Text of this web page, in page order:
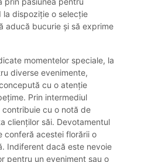
la dispoziție o selecție
aducă bucurie și să exprime
momentelor speciale, la
diverse evenimente,
cu o atenție
Prin intermediul
contribuie cu o notă de
clienților săi. Devotamentul
acestei florării o
Indiferent dacă este nevoie
pentru un eveniment sau o